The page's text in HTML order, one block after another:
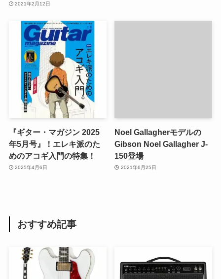
2021年2月12日
『ギター・マガジン 2025
年5月号』！エレキ派のた
めのアコギ入門の特集！
2025年4月6日
Noel Gallagherモデルの
Gibson Noel Gallagher J-
150登場
2021年6月25日
おすすめ記事